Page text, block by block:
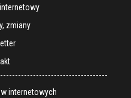
zmiany
internetowych